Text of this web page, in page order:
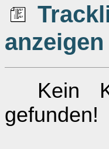
anzeigen
Kein
gefunden!